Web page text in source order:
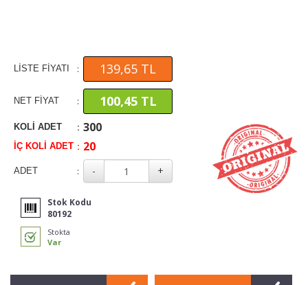
LİSTE FİYATI : 139,65 TL
NET FİYAT : 100,45 TL
KOLİ ADET : 300
İÇ KOLİ ADET : 20
ADET :
Stok Kodu
80192
Stokta
Var